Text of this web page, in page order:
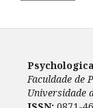
Psychologica
Faculdade de
Universidade